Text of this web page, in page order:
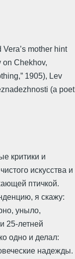
mother hint
on Chekhov,
1905), Lev
(a poet
критики и
искусства и
птичкой.
я скажу:
уныло,
25-летней
одно и делал:
надежды.